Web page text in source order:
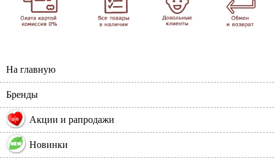
На главную
Бренды
% Акции и рапродажи
Новинки